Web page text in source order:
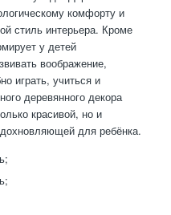
комфорту и
стиль интерьера. Кроме
у детей
воображение,
играть, учиться и
деревянного декора
красивой, но и
для ребёнка.